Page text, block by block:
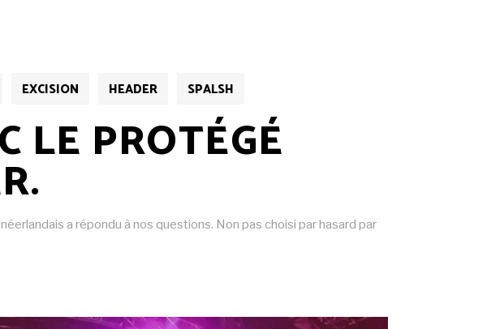
EXCISION HEADER SPALSH
LE PROTÉGÉ
a répondu à nos questions. Non pas choisi par hasard par